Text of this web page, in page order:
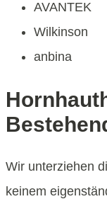
AVANTEK
Wilkinson
anbina
Wir unterziehen
keinem